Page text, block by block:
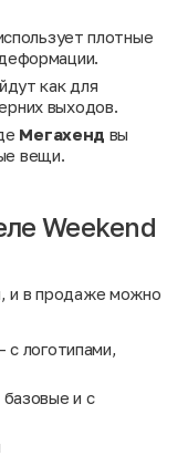
плотные
как для
выходов.
Мегахенд вы
вещи.
Weekend
и в продаже можно
с логотипами,
и с